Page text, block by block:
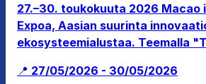
27.–30. toukokuuta 2026 Macao
Expoa, Aasian suurinta
ekosysteemialustaa. Teemalla
yhteen yli 30 000 osallistujaa ja 1
📍 27/05/2026 - 30/05/2026